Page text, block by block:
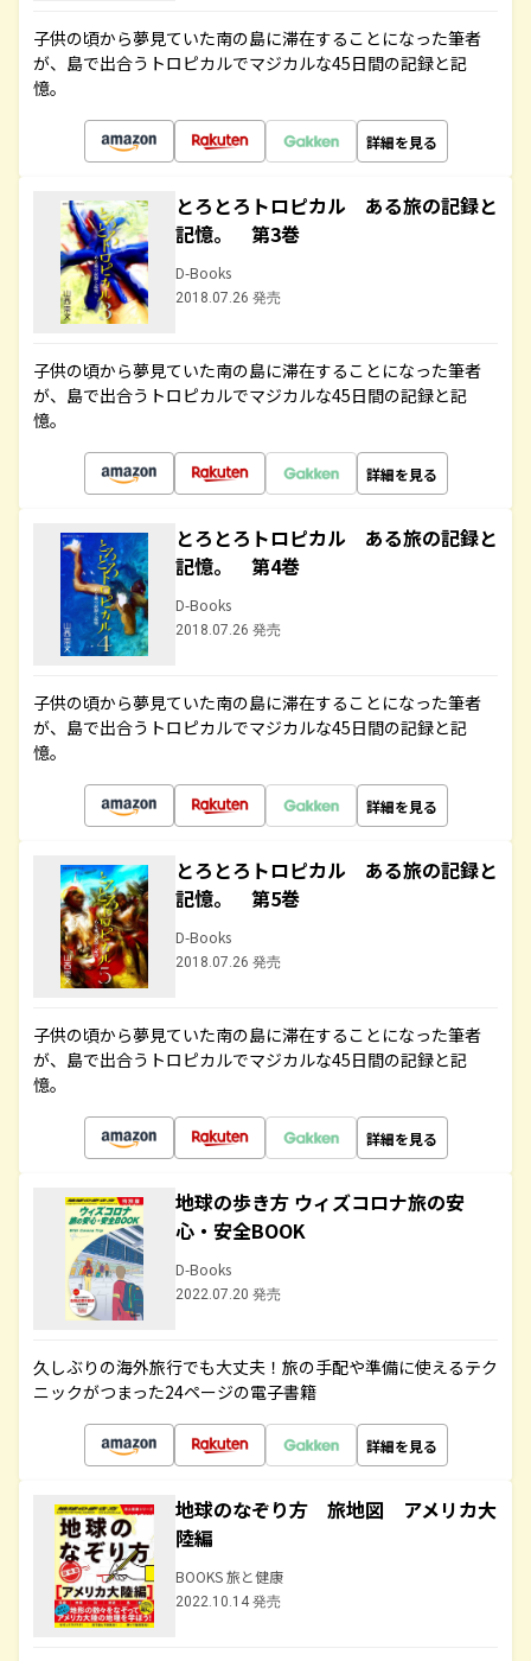
子供の頃から夢見ていた南の島に滞在することになった筆者
が、島で出合うトロピカルでマジカルな45日間の記録と記
憶。
詳細を見る
とろとろトロピカル ある旅の記録と
記憶。 第3巻
D-Books
2018.07.26 発売
子供の頃から夢見ていた南の島に滞在することになった筆者
が、島で出合うトロピカルでマジカルな45日間の記録と記
憶。
詳細を見る
とろとろトロピカル ある旅の記録と
記憶。 第4巻
D-Books
2018.07.26 発売
子供の頃から夢見ていた南の島に滞在することになった筆者
が、島で出合うトロピカルでマジカルな45日間の記録と記
憶。
詳細を見る
とろとろトロピカル ある旅の記録と
記憶。 第5巻
D-Books
2018.07.26 発売
子供の頃から夢見ていた南の島に滞在することになった筆者
が、島で出合うトロピカルでマジカルな45日間の記録と記
憶。
詳細を見る
地球の歩き方 ウィズコロナ旅の安
心・安全BOOK
D-Books
2022.07.20 発売
久しぶりの海外旅行でも大丈夫！旅の手配や準備に使えるテク
ニックがつまった24ページの電子書籍
詳細を見る
地球のなぞり方 旅地図 アメリカ大
陸編
BOOKS 旅と健康
2022.10.14 発売